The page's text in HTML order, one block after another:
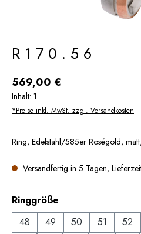
R170.56
Regulärer Preis:
569,00 €
Inhalt: 1
*Preise inkl. MwSt. zzgl. Versandkosten
Ring, Edelstahl/585er Roségold,
Versandfertig in 5 Tagen,
Ringgröße
48
49 50 51 52